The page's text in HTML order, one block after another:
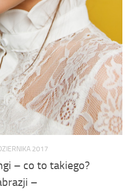
2017
– co to takiego?
–